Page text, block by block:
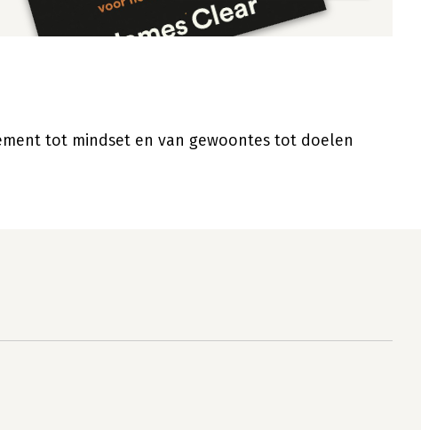
tot mindset en van gewoontes tot doelen